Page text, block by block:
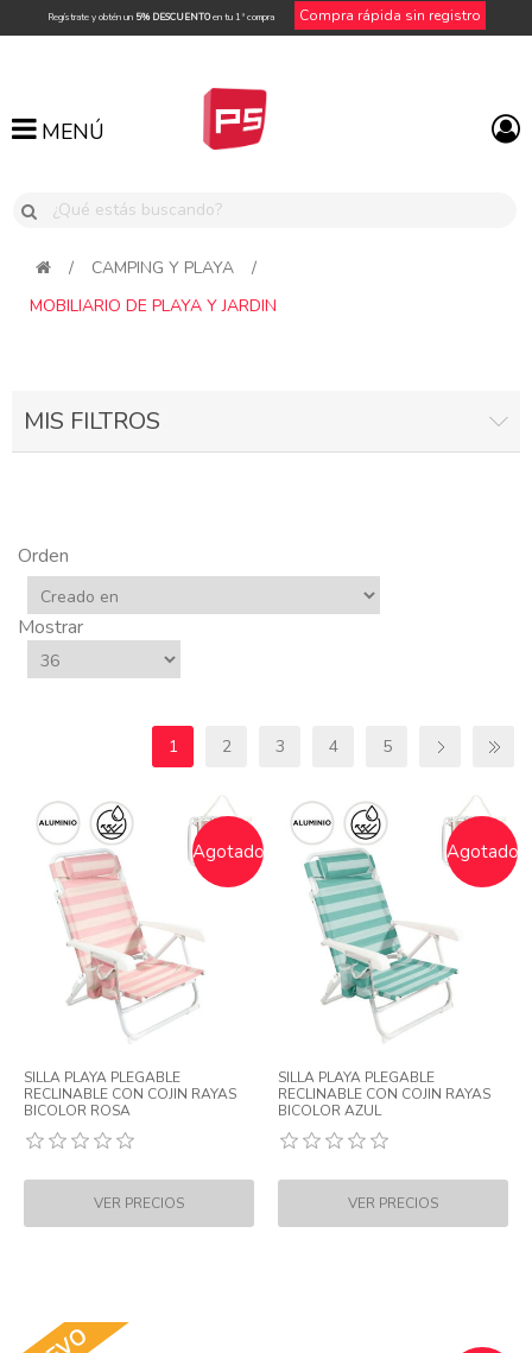
Regístrate y obtén un 5% DESCUENTOen tu 1ª compra Compra rápida sin registro
MENÚ
MENÚ
/ CAMPING Y PLAYA
/
MOBILIARIO DE PLAYA Y JARDIN
MIS FILTROS
Orden
Mostrar
1 2 3 4 5
Agotado
SILLA PLAYA PLEGABLE
RECLINABLE CON COJIN RAYAS
BICOLOR ROSA
Agotado
SILLA PLAYA PLEGABLE
RECLINABLE CON COJIN RAYAS
BICOLOR AZUL